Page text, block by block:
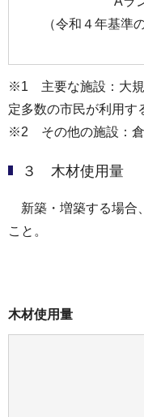
（令和４年基準
※1 主要な施設：大規
定多数の市民が利用す
※2 その他の施設：倉
３ 木材使用量
新築・増築する場合
こと。
木材使用量